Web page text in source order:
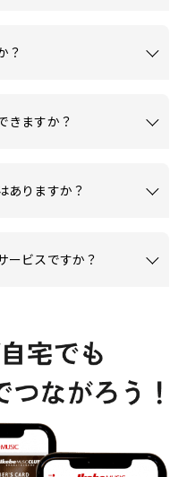
？
きますか？
ありますか？
ービスですか？